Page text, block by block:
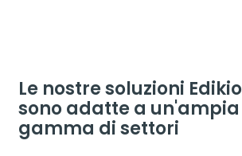
Le nostre soluzioni Edikio
sono adatte a un'ampia
gamma di settori